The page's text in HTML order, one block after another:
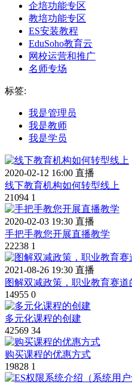
企培功能专区
教培功能专区
ES安装教程
EduSoho教育云
网校运营和推广
名师专场
标签:
我是管理员
我是教师
我是学员
2020-02-12 16:00 直播
线下教育机构如何转型线上
21094 1
2020-02-03 19:30 直播
手把手教您开展直播教学
22238 1
2021-08-26 19:30 直播
图解双减政策，职业教育赛
14955 0
多元化课程的创建
42569 34
购买课程的优惠方式
19828 1